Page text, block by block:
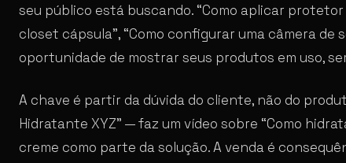
seu público está buscando. “Como aplicar
closet cápsula”, “Como configurar uma câmera
oportunidade de mostrar seus produtos em uso,
A chave é partir da dúvida do cliente, não do
Hidratante XYZ” — faz um vídeo sobre “Como
creme como parte da solução. A venda é